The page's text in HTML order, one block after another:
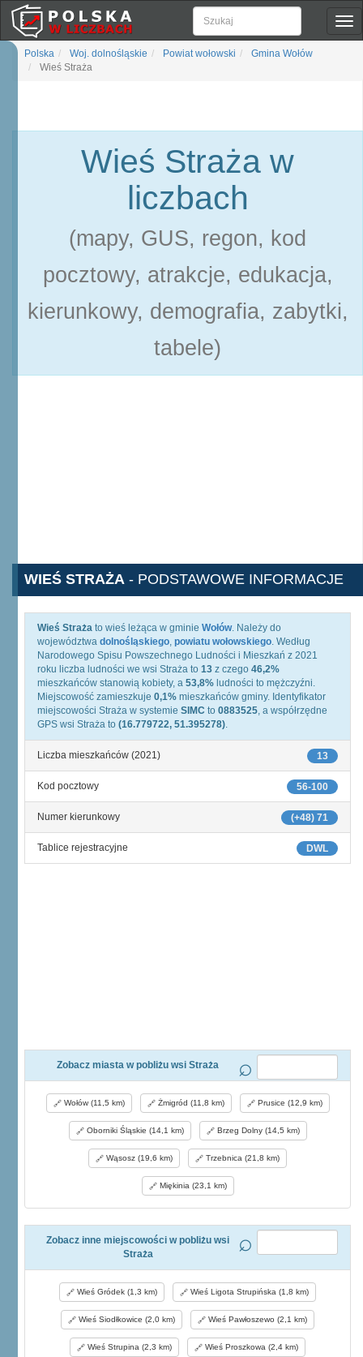
Polska Woj. dolnośląskie Powiat wołowski
Gmina Wołów
Wieś Straża
Wieś Straża w
liczbach
(mapy, GUS, regon, kod
pocztowy, atrakcje, edukacja,
kierunkowy, demografia, zabytki,
tabele)
WIEŚ STRAŻA - PODSTAWOWE INFORMACJE
Wieś Straża to wieś leżąca w gminie Wołów. Należy do
województwa dolnośląskiego, powiatu wołowskiego. Według
Narodowego Spisu Powszechnego Ludności i Mieszkań z 2021
roku liczba ludności we wsi Straża to 13 z czego 46,2%
mieszkańców stanowią kobiety, a 53,8% ludności to mężczyźni.
Miejscowość zamieszkuje 0,1% mieszkańców gminy. Identyfikator
miejscowości Straża w systemie SIMC to 0883525, a współrzędne
GPS wsi Straża to (16.779722, 51.395278).
13
Liczba mieszkańców (2021)
56-100
Kod pocztowy
(+48) 71
Numer kierunkowy
DWL
Tablice rejestracyjne
Zobacz miasta w pobliżu wsi Straża
Wołów (11,5 km) Żmigród (11,8 km) Prusice (12,9 km)
Oborniki Śląskie (14,1 km) Brzeg Dolny (14,5 km)
Wąsosz (19,6 km) Trzebnica (21,8 km)
Miękinia (23,1 km)
Zobacz inne miejscowości w pobliżu wsi
Straża
Wieś Gródek (1,3 km) Wieś Ligota Strupińska (1,8 km)
Wieś Siodłkowice (2,0 km) Wieś Pawłoszewo (2,1 km)
Wieś Strupina (2,3 km) Wieś Proszkowa (2,4 km)